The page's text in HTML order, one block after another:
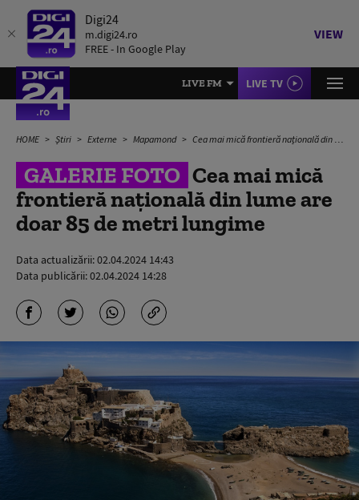
Digi24
m.digi24.ro
FREE - In Google Play
VIEW
LIVE FM LIVE TV
HOME Știri Externe Mapamond Cea mai mică frontieră națională din lume are doar 85 de metri lungime
GALERIE FOTO Cea mai mică
frontieră națională din lume are
doar 85 de metri lungime
Data actualizării:02.04.2024 14:43
Data publicării:02.04.2024 14:28